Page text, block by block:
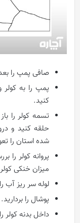
صافی پمپ را
پمپ را به
کنید.
تسمه کولر را
حلقه کنید و
شده استان را
پروانه کولر را
میزان خنکی
لوله سر ریز آب
پوشال را بردارید.
داخل بدنه کولر